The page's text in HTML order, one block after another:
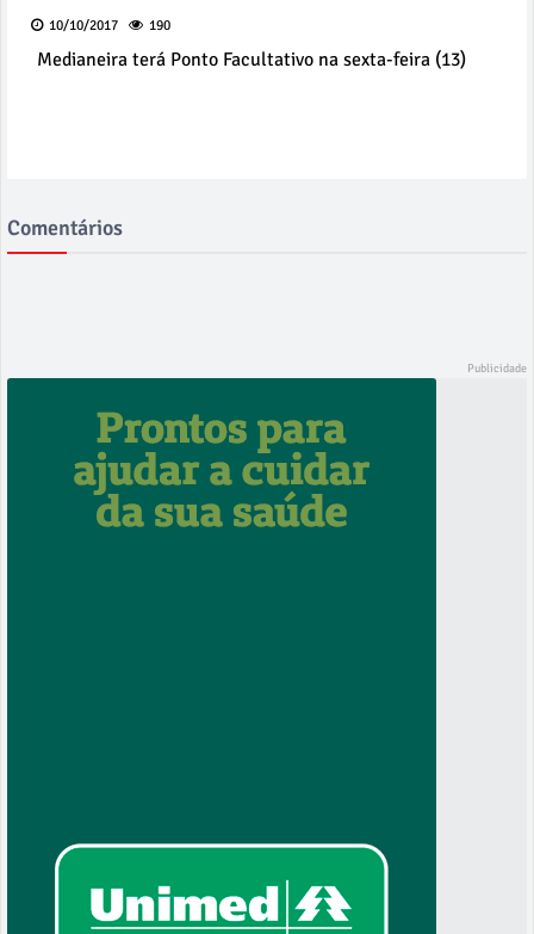
10/10/2017 190
Medianeira terá Ponto Facultativo na sexta-feira (13)
Comentários